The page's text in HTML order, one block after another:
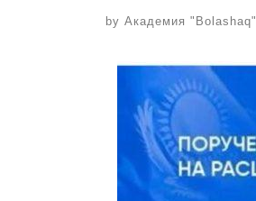
by Академия "Bolashaq"